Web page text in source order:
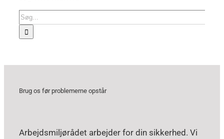
Søg
efter:
Brug os før problemerne opstår
Arbejdsmiljørådet arbejder for din sikkerhed. Vi